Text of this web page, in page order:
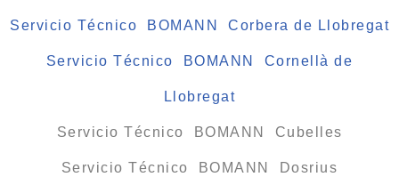
Servicio Técnico BOMANN Corbera de Llobregat
Servicio Técnico BOMANN Cornellà de
Llobregat
Servicio Técnico BOMANN Cubelles
Servicio Técnico BOMANN Dosrius